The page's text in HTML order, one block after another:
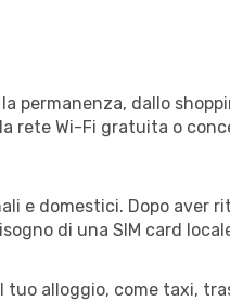
permanenza, dallo
rete Wi-Fi gratuita o
e domestici. Dopo
di una SIM card
alloggio, come taxi,